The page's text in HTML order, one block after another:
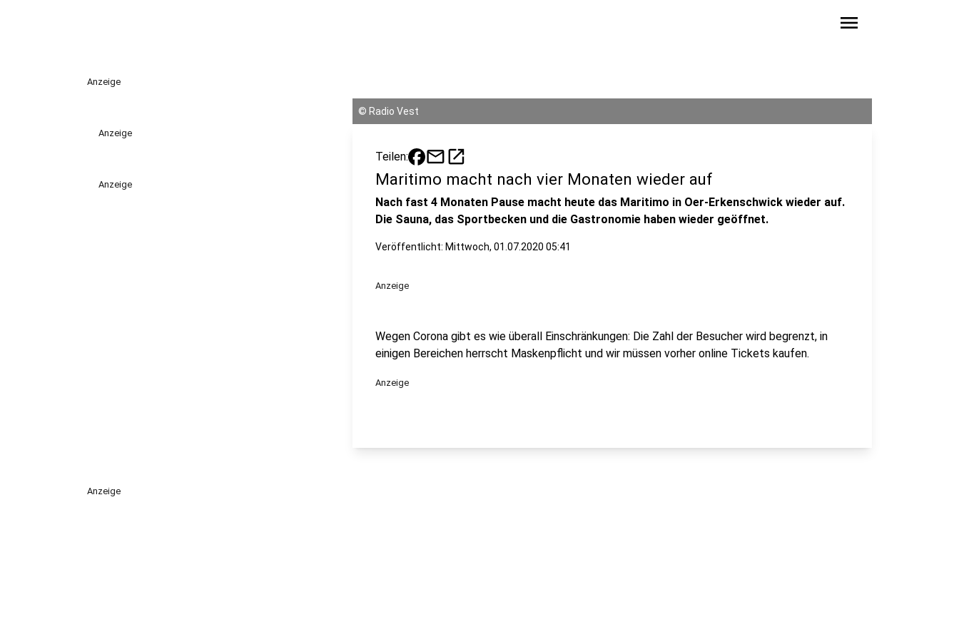
menu
Anzeige
Anzeige
Anzeige
© Radio Vest
Teilen: mailopen_in_new
Maritimo macht nach vier Monaten wieder auf
Nach fast 4 Monaten Pause macht heute das Maritimo in Oer-Erkenschwick wieder auf.
Die Sauna, das Sportbecken und die Gastronomie haben wieder geöffnet.
Veröffentlicht: Mittwoch, 01.07.2020 05:41
Anzeige
Wegen Corona gibt es wie überall Einschränkungen: Die Zahl der Besucher wird begrenzt, in
einigen Bereichen herrscht Maskenpflicht und wir müssen vorher online Tickets kaufen.
Anzeige
Anzeige